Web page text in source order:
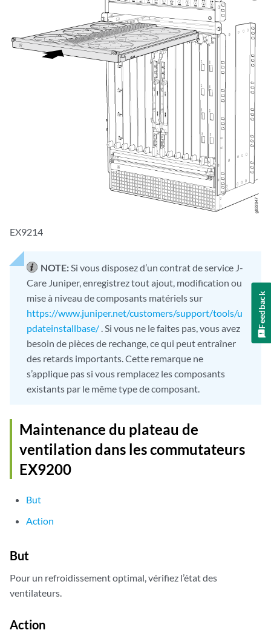
EX9214
NOTE:Si vous disposez d’un contrat de service J-
Care Juniper, enregistrez tout ajout, modification ou
mise à niveau de composants matériels sur
https://www.juniper.net/customers/support/tools/u
pdateinstallbase/ . Si vous ne le faites pas, vous avez
besoin de pièces de rechange, ce qui peut entraîner
des retards importants. Cette remarque ne
s’applique pas si vous remplacez les composants
existants par le même type de composant.
Maintenance du plateau de
ventilation dans les commutateurs
EX9200
But
Action
But
Pour un refroidissement optimal, vérifiez l’état des
ventilateurs.
Action
Feedback